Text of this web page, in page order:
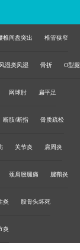
椎间盘突出 椎管狭窄
风湿类风湿 骨折 O型腿
网球肘 扁平足
断肢/断指 骨质疏松
关节炎 肩周炎
颈肩腰腿痛 腱鞘炎
炎 股骨头坏死
炎
| 来院路线